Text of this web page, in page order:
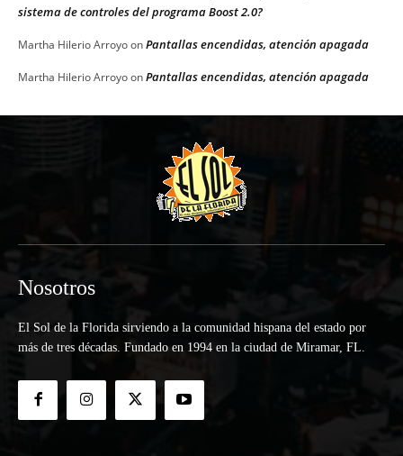
sistema de controles del programa Boost 2.0?
Martha Hilerio ArroyoonPantallas encendidas, atención apagada
Martha Hilerio ArroyoonPantallas encendidas, atención apagada
Nosotros
El Sol de la Florida sirviendo a la comunidad hispana del estado por
más de tres décadas. Fundado en 1994 en la ciudad de Miramar, FL.